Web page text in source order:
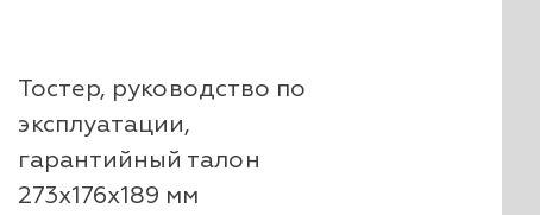
Тостер, руководство по
эксплуатации,
гарантийный талон
273x176x189 мм